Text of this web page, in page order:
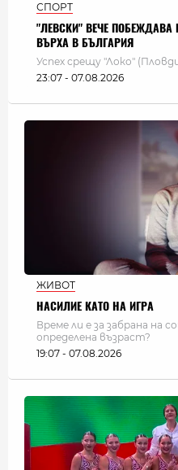
СПОРТ
"ЛЕВСКИ" ВЕЧЕ ПОБЕЖДАВА
ВЪРХА В БЪЛГАРИЯ
Успех срещу "Локо"
23:07 - 07.08.2026
ЖИВОТ
НАСИЛИЕ КАТО НА ИГРА
Време ли е за забрана на
определена възраст?
19:07 - 07.08.2026